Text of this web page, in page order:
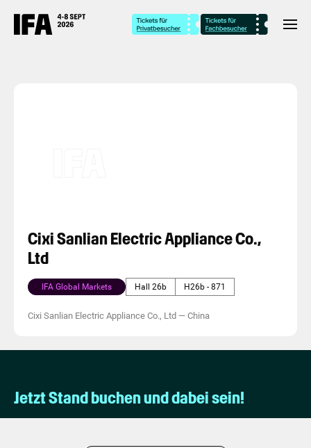
Cixi Sanlian Electric Appliance Co.,
Ltd
IFA Global Markets Hall 26b H26b - 871
Cixi Sanlian Electric Appliance Co., Ltd — China
Jetzt Stand buchen und dabei sein!